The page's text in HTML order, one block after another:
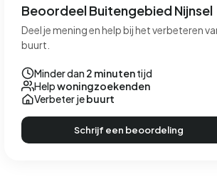
Beoordeel Buitengebied Nijnsel
Deel je mening en help bij het verbeteren
buurt.
Minder dan 2 minutentijd
Helpwoningzoekenden
Verbeter jebuurt
Schrijf een beoordeling